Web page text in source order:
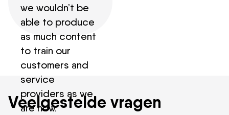
we wouldn’t be
able to produce
as much content
to train our
customers and
service
providers as we
are now.
Veelgestelde vragen